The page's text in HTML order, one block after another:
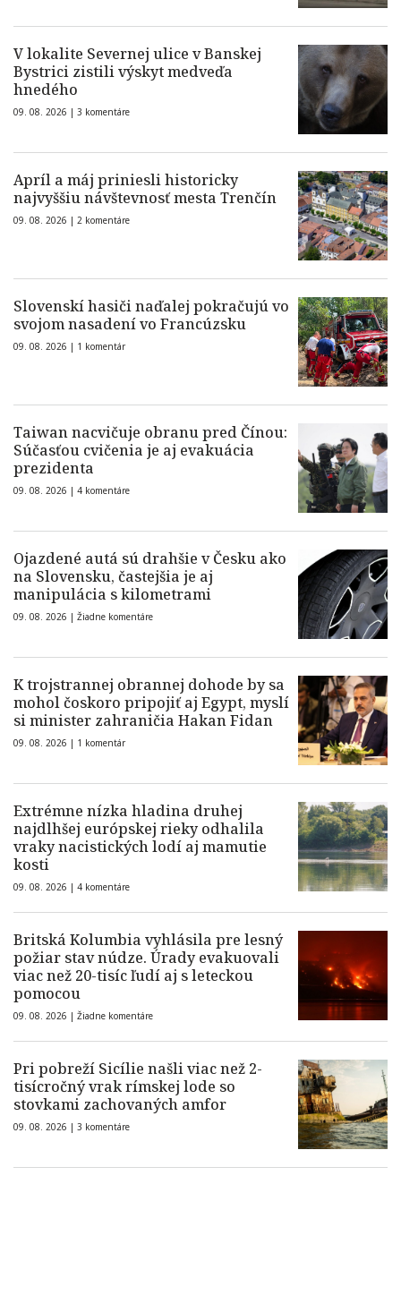
V lokalite Severnej ulice v Banskej
Bystrici zistili výskyt medveďa
hnedého
09. 08. 2026 | 3 komentáre
Apríl a máj priniesli historicky
najvyššiu návštevnosť mesta Trenčín
09. 08. 2026 | 2 komentáre
Slovenskí hasiči naďalej pokračujú vo
svojom nasadení vo Francúzsku
09. 08. 2026 | 1 komentár
Taiwan nacvičuje obranu pred Čínou:
Súčasťou cvičenia je aj evakuácia
prezidenta
09. 08. 2026 | 4 komentáre
Ojazdené autá sú drahšie v Česku ako
na Slovensku, častejšia je aj
manipulácia s kilometrami
09. 08. 2026 | Žiadne komentáre
K trojstrannej obrannej dohode by sa
mohol čoskoro pripojiť aj Egypt, myslí
si minister zahraničia Hakan Fidan
09. 08. 2026 | 1 komentár
Extrémne nízka hladina druhej
najdlhšej európskej rieky odhalila
vraky nacistických lodí aj mamutie
kosti
09. 08. 2026 | 4 komentáre
Britská Kolumbia vyhlásila pre lesný
požiar stav núdze. Úrady evakuovali
viac než 20-tisíc ľudí aj s leteckou
pomocou
09. 08. 2026 | Žiadne komentáre
Pri pobreží Sicílie našli viac než 2-
tisícročný vrak rímskej lode so
stovkami zachovaných amfor
09. 08. 2026 | 3 komentáre